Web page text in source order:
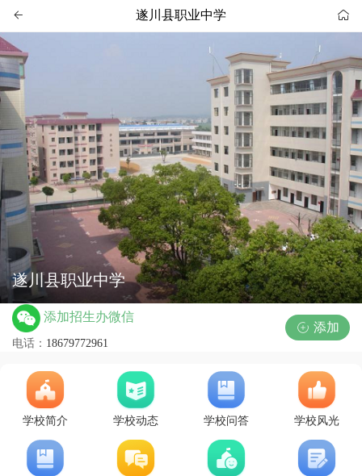
 遂川县职业中学 
遂川县职业中学
添加招生办微信
电话： 18679772961
 添加
学校简介 学校动态 学校问答 学校风光